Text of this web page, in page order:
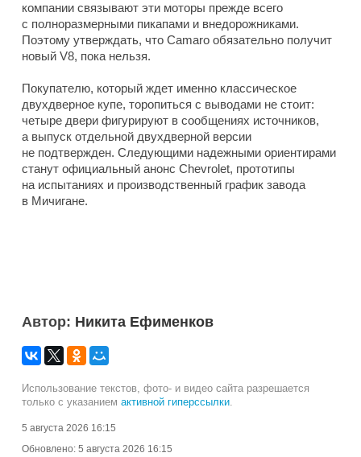
компании связывают эти моторы прежде всего
с полноразмерными пикапами и внедорожниками.
Поэтому утверждать, что Camaro обязательно получит
новый V8, пока нельзя.
Покупателю, который ждет именно классическое
двухдверное купе, торопиться с выводами не стоит:
четыре двери фигурируют в сообщениях источников,
а выпуск отдельной двухдверной версии
не подтвержден. Следующими надежными ориентирами
станут официальный анонс Chevrolet, прототипы
на испытаниях и производственный график завода
в Мичигане.
Автор: Никита Ефименков
Использование текстов, фото- и видео сайта разрешается
только с указанием активной гиперссылки.
5 августа 2026 16:15
Обновлено: 5 августа 2026 16:15